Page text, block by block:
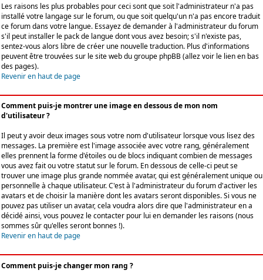
Les raisons les plus probables pour ceci sont que soit l'administrateur n'a pas
installé votre langage sur le forum, ou que soit quelqu'un n'a pas encore traduit
ce forum dans votre langue. Essayez de demander à l'administrateur du forum
s'il peut installer le pack de langue dont vous avez besoin; s'il n'existe pas,
sentez-vous alors libre de créer une nouvelle traduction. Plus d'informations
peuvent être trouvées sur le site web du groupe phpBB (allez voir le lien en bas
des pages).
Revenir en haut de page
Comment puis-je montrer une image en dessous de mon nom
d'utilisateur ?
Il peut y avoir deux images sous votre nom d'utilisateur lorsque vous lisez des
messages. La première est l'image associée avec votre rang, généralement
elles prennent la forme d'étoiles ou de blocs indiquant combien de messages
vous avez fait ou votre statut sur le forum. En dessous de celle-ci peut se
trouver une image plus grande nommée avatar, qui est généralement unique ou
personnelle à chaque utilisateur. C'est à l'administrateur du forum d'activer les
avatars et de choisir la manière dont les avatars seront disponibles. Si vous ne
pouvez pas utiliser un avatar, cela voudra alors dire que l'administrateur en a
décidé ainsi, vous pouvez le contacter pour lui en demander les raisons (nous
sommes sûr qu'elles seront bonnes !).
Revenir en haut de page
Comment puis-je changer mon rang ?